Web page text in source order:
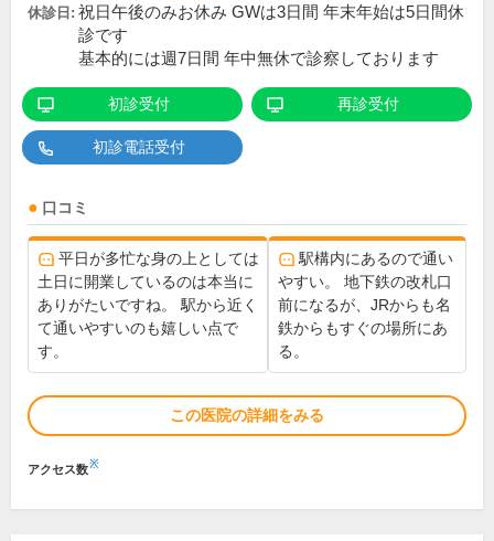
休診日: 祝日午後のみお休み GWは3日間 年末年始は5日間休
診です
基本的には週7日間 年中無休で診察しております
初診受付 再診受付
初診電話受付
口コミ
平日が多忙な身の上としては
土日に開業しているのは本当に
ありがたいですね。 駅から近く
て通いやすいのも嬉しい点で
す。
駅構内にあるので通い
やすい。 地下鉄の改札口
前になるが、JRからも名
鉄からもすぐの場所にあ
る。
この医院の詳細をみる
アクセス数※